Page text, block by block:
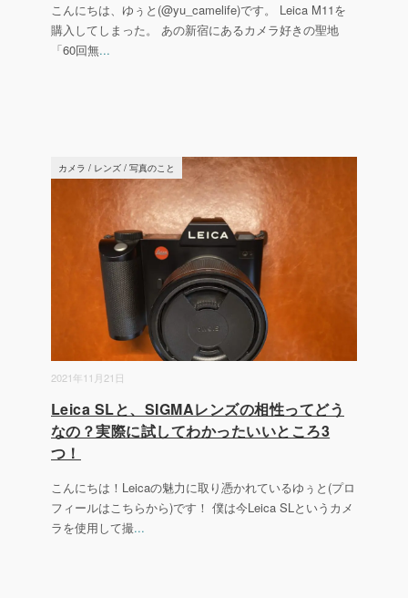
こんにちは、ゆぅと(@yu_camelife)です。 Leica M11を
購入してしまった。 あの新宿にあるカメラ好きの聖地
「60回無...
2021年11月21日
カメラ / レンズ / 写真のこと
Leica SLと、SIGMAレンズの相性ってどう
なの？実際に試してわかったいいところ3
つ！
こんにちは！Leicaの魅力に取り憑かれているゆぅと(プロ
フィールはこちらから)です！ 僕は今Leica SLというカメ
ラを使用して撮...